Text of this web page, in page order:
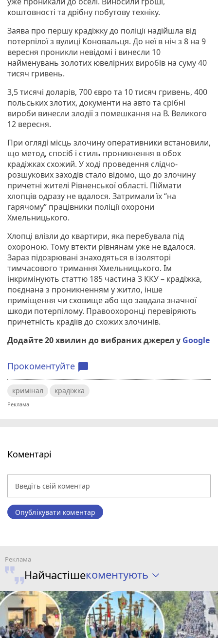
коштовності та дрібну побутову техніку.
Заява про першу крадіжку до поліції надійшла від
потерпілої з вулиці Коновальця. До неї в ніч з 8 на 9
вересня проникли невідомі і винесли 10
найменувань золотих ювелірних виробів на суму 40
тисяч гривень.
3,5 тисячі доларів, 700 євро та 10 тисяч гривень, 400
польських злотих, документи на авто та срібні
вироби винесли злодії з помешкання на В. Великого
12 вересня.
При огляді місць злочину оперативники встановили,
що метод, спосіб і стиль проникнення в обох
крадіжках схожий. У ході проведення слідчо-
розшукових заходів стало відомо, що до злочину
причетні жителі Рівненської області. Піймати
хлопців одразу не вдалося. Затримали їх “на
гарячому” працівники поліції охорони
Хмельницького.
Хлопці влізли до квартири, яка перебувала під
охороною. Тому втекти рівнянам уже не вдалося.
Зараз підозрювані знаходяться в ізоляторі
тимчасового тримання Хмельницького. Їм
інкримінують статтю 185 частина 3 ККУ – крадіжка,
поєднана з проникненням у житло, інше
приміщення чи сховище або що завдала значної
шкоди потерпілому. Правоохоронці перевіряють
причетність крадіїв до схожих злочинів.
Додайте 20 хвилин до вибраних джерел у Google
Прокоментуйте chat_bubble
кримінал крадіжка
Коментарі
Опублікувати коментар
Найчастішекоментують